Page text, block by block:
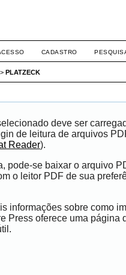
CADASTRO
> PLATZECK
deve ser
de leitura de arquivos
Reader).
pode-se baixar o arquivo
o leitor PDF de sua
informações sobre como
Press oferece uma página